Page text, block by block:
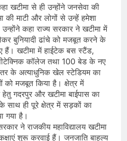
खटीमा से ही उन्होंने जनसेवा की
की माटी और लोगों से उन्हें हमेशा
कहा राज्य सरकार ने खटीमा में
बुनियादी ढांचे को मजबूत करने के
हैं। खटीमा में हाईटेक बस स्टैंड,
कॉलेज तथा 100 बेड के नए
के अत्याधुनिक खेल स्टेडियम का
को मजबूत किया है। क्षेत्र में
गदरपुर और खटीमा बाईपास का
के साथ ही पूरे क्षेत्र में सड़कों का
गया है।
ने राजकीय महाविद्यालय खटीमा
शुरू करवाई हैं। जनजाति बाहुल्य